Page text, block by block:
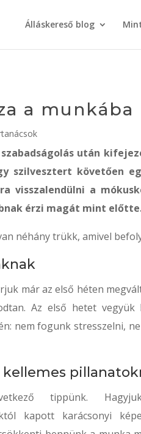
Álláskereső blog
a munkába
szabadságolás után
szilvesztert követően
visszalendülni a
érzi magát mint
néhány trükk, amivel
már az első héten
Az első hetet vegyük
nem fogunk stresszelni,
kellemes
tippünk.
kapott karácsonyi